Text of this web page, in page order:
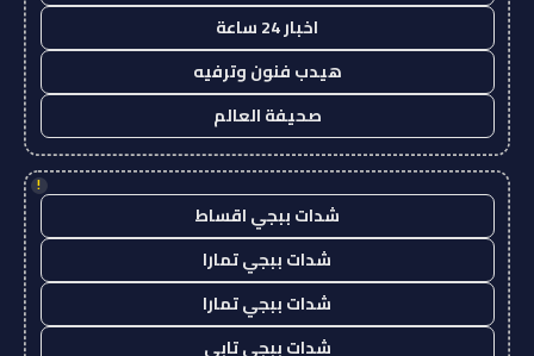
اخبار 24 ساعة
هيدب فنون وترفيه
صحيفة العالم
!
شدات ببجي اقساط
شدات ببجي تمارا
شدات ببجي تمارا
شدات ببجي تابي